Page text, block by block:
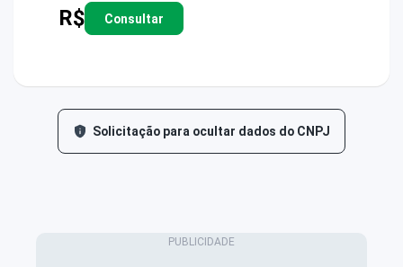
R$ Consultar
Solicitação para ocultar dados do CNPJ